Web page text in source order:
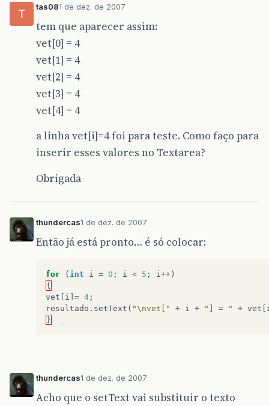
T
tas081 de dez. de 2007
tem que aparecer assim:
vet[0] = 4
vet[1] = 4
vet[2] = 4
vet[3] = 4
vet[4] = 4
a linha vet[i]=4 foi para teste. Como faço para
inserir esses valores no Textarea?
Obrigada
thundercas1 de dez. de 2007
Então já está pronto… é só colocar:
for ( int i = 0 ; i < 5 ; i++ )
{
vet
i ]= 4 ;
resultado . setText ( "\nvet[" + i + "] = " + vet
}
thundercas1 de dez. de 2007
Acho que o setText vai substituir o texto